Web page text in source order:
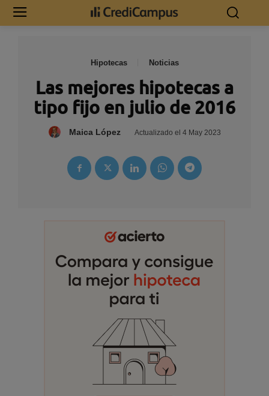
Hipotecas Noticias
Las mejores hipotecas a
tipo fijo en julio de 2016
Maica López Actualizado el 4 May 2023